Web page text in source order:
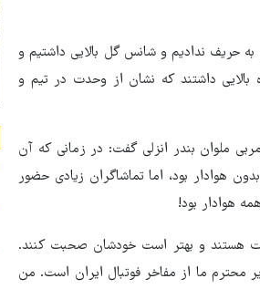
حریف ندادیم و شانس گل بالایی داشتیم و
بالایی داشتند که نشان از وحدت در تیم و
ملوان بندر انزلی گفت: در زمانی که آن
هوادار بود، اما تماشاگران زیادی حضور
هوادار بود!
هستند و بهتر است خودشان صحبت کنند.
محترم ما از مفاخر فوتبال ایران است. من
عراقچی: اکنون هیچ مذاکره‌ای با
آمریکا نداریم